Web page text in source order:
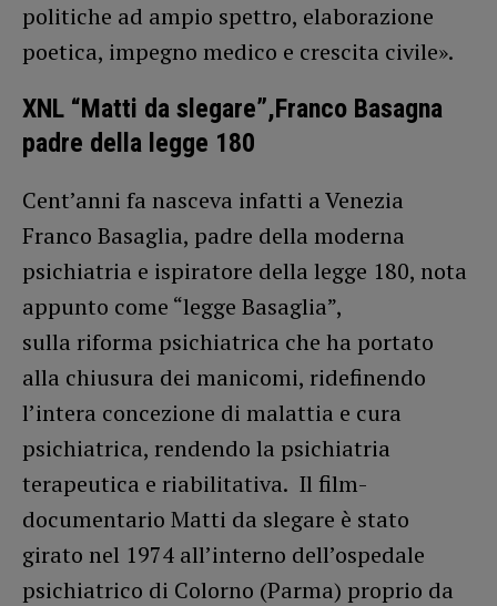
politiche ad ampio spettro, elaborazione
poetica, impegno medico e crescita civile».
XNL “Matti da slegare”,Franco Basagna
padre della legge 180
Cent’anni fa nasceva infatti a Venezia
Franco Basaglia, padre della moderna
psichiatria e ispiratore della legge 180, nota
appunto come “legge Basaglia”,
sulla riforma psichiatrica che ha portato
alla chiusura dei manicomi, ridefinendo
l’intera concezione di malattia e cura
psichiatrica, rendendo la psichiatria
terapeutica e riabilitativa. Il film-
documentario Matti da slegare è stato
girato nel 1974 all’interno dell’ospedale
psichiatrico di Colorno (Parma) proprio da